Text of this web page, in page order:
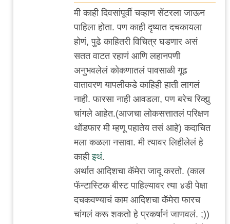
In
reply
to
कौल
चिंतातुर
जंतू
मी काही दिवसांपूर्वी चव्हाण सेंटरला जाऊन
पाहिला होता. पण काही दृष्यात दचकायला
होणं, पुढे काहितरी विचित्र घडणार असं
सतत वाटत रहाणं आणि लहानपणी
अनुभवलेलं कोकणातलं पावसाळी गूढ
वातावरण यापलीकडे काहिही हाती लागलं
नाही. फारसा नाही आवडला, पण बरेच रिव्ह्यु
चांगले आहेत.(आजचा लोकसत्तातलं परिक्षण
थोंडफार मी म्हणू पहातेय तसं आहे) कदाचित
मला कळला नसावा. मी त्यावर लिहीलेलं हे
काहीइथं.
अर्थात आदिशचा कॅमेरा जादू करतो. (काल
फॅन्टास्टिक बीस्ट पाहिल्यावर त्या ४डी पेक्षा
दचकवण्याचं काम आदिशचा कॅमेरा फारच
चांगलं करू शकतो हे प्रकर्षानं जाणवलं. ;))